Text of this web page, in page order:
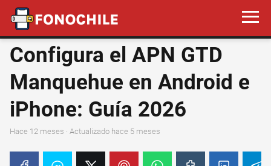
Configura el APN GTD
Manquehue en Android e
iPhone: Guía 2026
hace 12 meses · Actualizado hace 5 meses